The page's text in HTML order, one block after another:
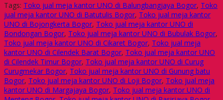
Tags: Toko jual meja kantor UNO di Balungbangjaya Bogor, Toko
jual meja kantor UNO di Batutulis Bogor, Toko jual meja kantor
UNO di Bojongkerta Bogor, Toko jual meja kantor UNO di
Bondongan Bogor, Toko jual meja kantor UNO di Bubulak Bogor,
Toko jual meja kantor UNO di Cikaret Bogor, Toko jual meja
kantor UNO di Cilendek Barat Bogor, Toko jual meja kantor UNO
di Cilendek Timur Bogor, Toko jual meja kantor UNO di Curug
Curugmekar Bogor, Toko jual meja kantor UNO di Gunung batu
Bogor, Toko jual meja kantor UNO di Loji Bogor, Toko jual meja
kantor UNO di Margajaya Bogor, Toko jual meja kantor UNO di